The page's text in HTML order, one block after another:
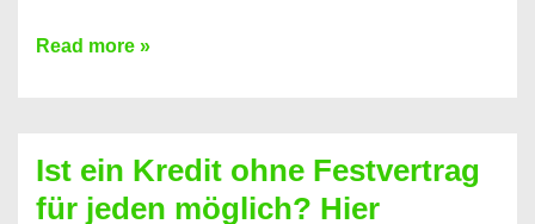
Kreditkarte
Prepaid
ist
Read more »
Ist ein Kredit ohne Festvertrag
für jeden möglich? Hier